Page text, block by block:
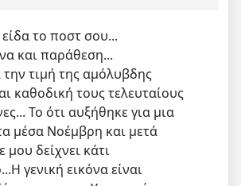
το ποστ σου...
και παράθεση...
τιμή της αμόλυβδης
καθοδική τους τελευταίους
Το ότι αυξήθηκε για μια
μέσα Νοέμβρη και μετά
μου δείχνει κάτι
γενική εικόνα είναι